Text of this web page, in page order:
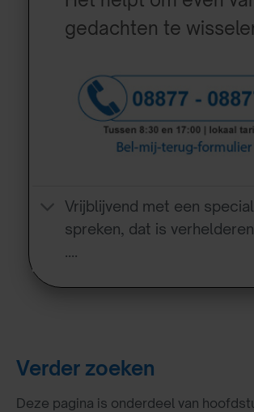
gedachten te
Vrijblijvend met een
spreken, dat is
….
Verder zoeken
Deze pagina is onderdeel van